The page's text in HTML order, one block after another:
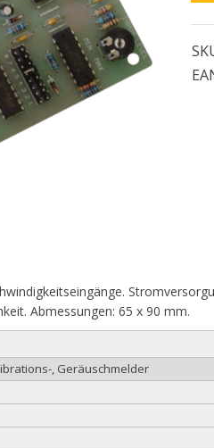
Abmessungen: 65 x 90 mm.
, Geräuschmelder